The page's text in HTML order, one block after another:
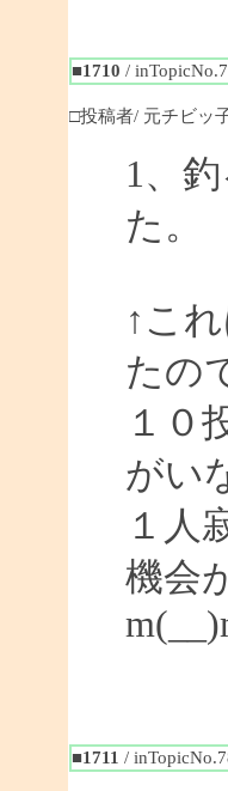
■1710 /
□投稿者/ 元チビッ
1、
た。
↑こ
たの
１０
がい
１人
機会
■1711 /